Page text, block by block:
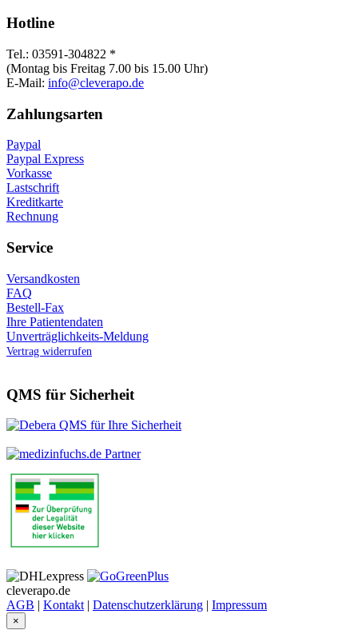
Hotline
Tel.: 03591-304822 *
(Montag bis Freitag 7.00 bis 15.00 Uhr)
E-Mail: info@cleverapo.de
Zahlungsarten
Paypal
Paypal Express
Vorkasse
Lastschrift
Kreditkarte
Rechnung
Service
Versandkosten
FAQ
Bestell-Fax
Ihre Patientendaten
Unverträglichkeits-Meldung
Vertrag widerrufen
QMS für Sicherheit
cleverapo.de
AGB | Kontakt | Datenschutzerklärung | Impressum
×